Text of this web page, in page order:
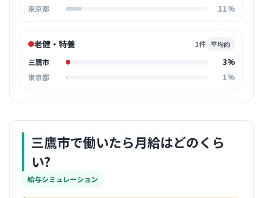
東京都 11%
老健・特養 1件 平均的
三鷹市 3%
東京都 1%
三鷹市で働いたら月給はどのくら
い?
給与シミュレーション